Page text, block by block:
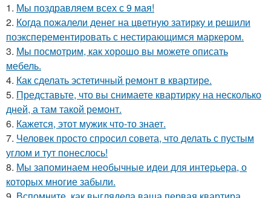
1. Мы поздравляем всех с 9 мая!
2. Когда пожалели денег на цветную затирку и решили
поэксперементировать с нестирающимся маркером.
3. Мы посмотрим, как хорошо вы можете описать
мебель.
4. Как сделать эстетичный ремонт в квартире.
5. Представьте, что вы снимаете квартирку на несколько
дней, а там такой ремонт.
6. Кажется, этот мужик что-то знает.
7. Человек просто спросил совета, что делать с пустым
углом и тут понеслось!
8. Мы запоминаем необычные идеи для интерьера, о
которых многие забыли.